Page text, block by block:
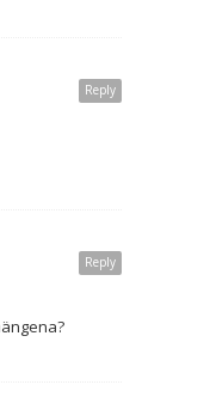
Reply
Reply